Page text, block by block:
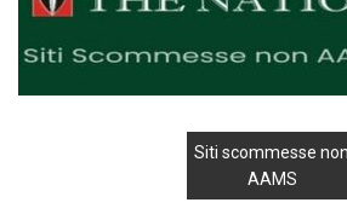
Siti scommesse non
AAMS